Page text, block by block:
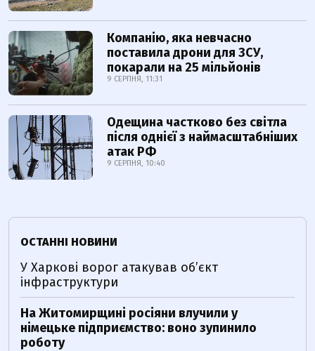
Компанію, яка невчасно
поставила дрони для ЗСУ,
покарали на 25 мільйонів
9 СЕРПНЯ, 11:31
Одещина частково без світла
після однієї з наймасштабніших
атак РФ
9 СЕРПНЯ, 10:40
ОСТАННІ НОВИНИ
У Харкові ворог атакував обʼєкт
інфраструктури
На Житомирщині росіяни влучили у
німецьке підприємство: воно зупинило
роботу